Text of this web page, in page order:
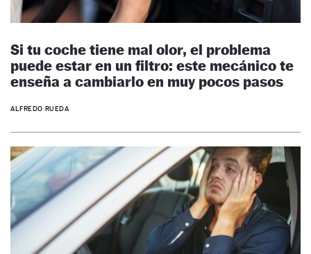
Si tu coche tiene mal olor, el problema
puede estar en un filtro: este mecánico te
enseña a cambiarlo en muy pocos pasos
ALFREDO RUEDA